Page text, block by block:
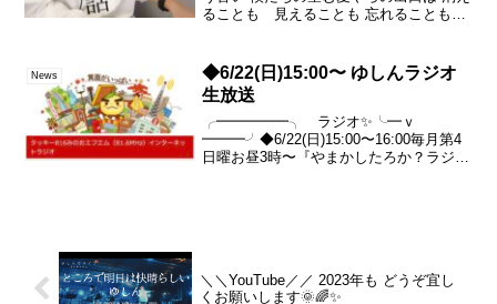
ることも 見えることも 忘れることもで
News
◆6/22(日)15:00〜 ゆしんラジオ
生放送
╭━━━━━╮ ラジオ✨╰━ｖ
━━━╯◆6/22(日)15:00〜16:00毎月第4
日曜お昼3時〜『やまかしたろか？ラジ
＼＼YouTube／／ 2023年も どうぞ宜し
くお願いします🌞🌈✨